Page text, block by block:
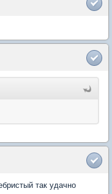
так удачно